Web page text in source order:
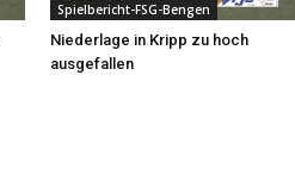
Spielbericht-FSG-Bengen
Niederlage in Kripp zu hoch
ausgefallen